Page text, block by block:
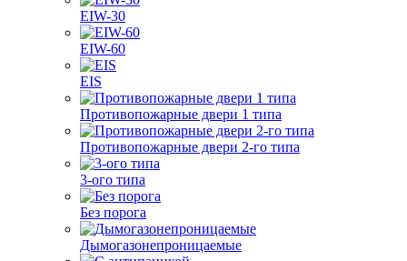
EIW-30
EIW-60
EIS
Противопожарные двери 1 типа
Противопожарные двери 2-го типа
3-ого типа
Без порога
Дымогазонепроницаемые